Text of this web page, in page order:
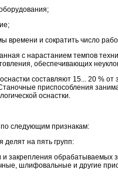
времени и сократить число
с нарастанием темпов
обеспечивающих
составляют 15... 20 %
приспособления
оснастки.
следующим признакам:
на пять групп:
закрепления обрабатываемых
шлифовальные и другие